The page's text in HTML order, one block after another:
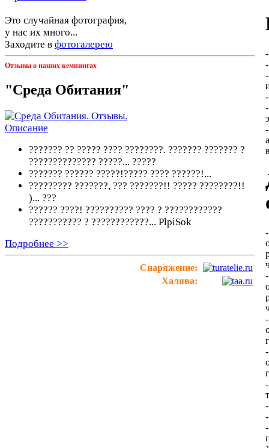
Это случайная фотография,
у нас их много...
Заходите в фотогалерею
Отзывы о наших кемпингах
"Среда Обитания"
??????? ?? ????? ???? ????????. ??????? ??????? ?
?????????????? ?????... ?????
??????? ?????? ?????!????? ???? ??????!...
????????? ???????, ??? ???????!! ????? ????????!!
)... ???
?????? ????! ?????????? ???? ? ????????????
??????????? ? ????????????... PlpiSok
Подробнее >>
Снаряжение:
Халява: